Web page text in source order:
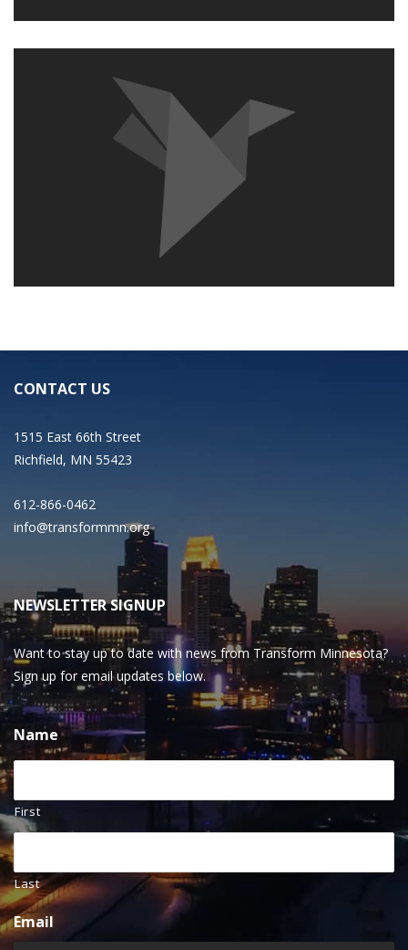
CONTACT US
1515 East 66th Street
Richfield, MN 55423
612-866-0462
info@transformmn.org
NEWSLETTER SIGNUP
Want to stay up to date with news from Transform Minnesota?
Sign up for email updates below.
Name
First
Last
Email